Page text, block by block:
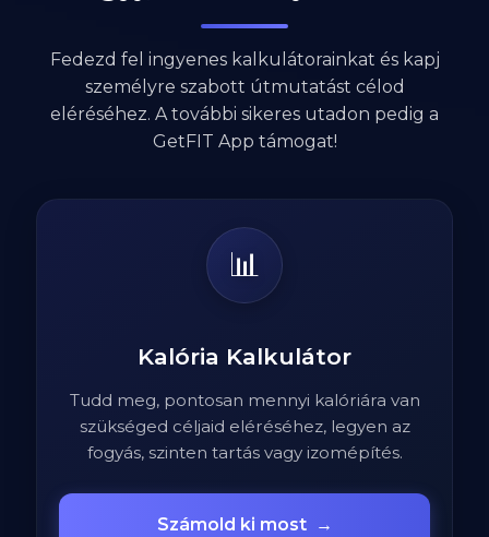
Fedezd fel ingyenes kalkulátorainkat és kapj
személyre szabott útmutatást célod
eléréséhez. A további sikeres utadon pedig a
GetFIT App támogat!
📊
Kalória Kalkulátor
Tudd meg, pontosan mennyi kalóriára van
szükséged céljaid eléréséhez, legyen az
fogyás, szinten tartás vagy izomépítés.
Számold ki most →